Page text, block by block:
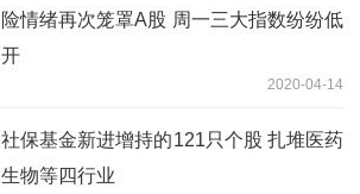
险情绪再次笼罩A股 周一三大指数纷纷低
开
2020-04-14
社保基金新进增持的121只个股 扎堆医药
生物等四行业